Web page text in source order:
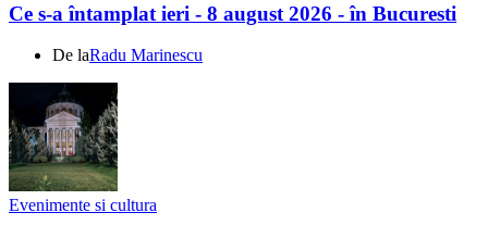
Ce s-a întamplat ieri - 8 august 2026 - în Bucuresti
De laRadu Marinescu
Evenimente si cultura